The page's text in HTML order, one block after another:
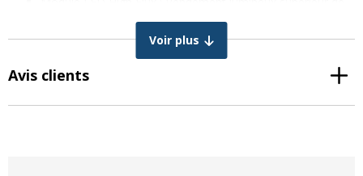
200 % aux lampes halogène traditionnelles
Constant power driver : Plus de scintillement au démarrage
Durée de vie : +30000 heures
Voir plus
Avis clients